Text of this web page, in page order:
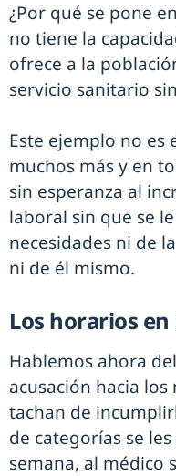
¿Por qué se pone
no tiene la
ofrece a la
servicio sanitario
Este ejemplo no es
muchos más y en
sin esperanza al
laboral sin que se
necesidades ni de
ni de él mismo.
Los horarios
Hablemos ahora
acusación hacia
tachan de
de categorías se
semana, al médico